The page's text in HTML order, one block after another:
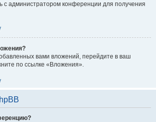
с администратором конференции для получения
вами вложений, перейдите в ваш
по ссылке «Вложения».